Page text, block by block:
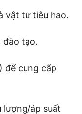
vật tư tiêu hao.
đào tạo.
để cung cấp
lượng/áp suất